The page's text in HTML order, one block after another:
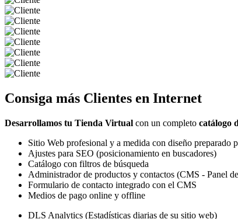
Consiga más Clientes en Internet
Desarrollamos tu Tienda Virtual con un completo catálogo
Sitio Web profesional y a medida con diseño preparado
Ajustes para SEO (posicionamiento en buscadores)
Catálogo con filtros de búsqueda
Administrador de productos y contactos (CMS - Panel
Formulario de contacto integrado con el CMS
Medios de pago online y offline
DLS Analytics (Estadísticas diarias de su sitio web)